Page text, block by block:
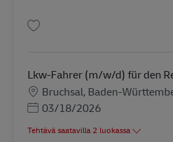
Lkw-Fahrer (m/w/d) für den
SijaintiBruchsal, Baden-
Posted Date
03/18/2026
Tehtävä saatavilla 2 luokassa